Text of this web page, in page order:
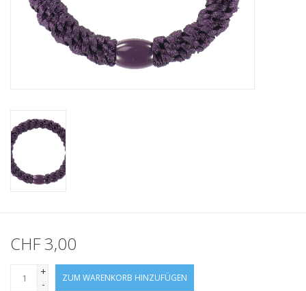
CHF 3,00
+
-
ZUM WARENKORB HINZUFÜGEN